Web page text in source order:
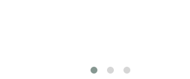
Yaklaşık 5 tıraştan sonra doğru